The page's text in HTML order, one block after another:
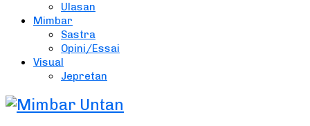
Ulasan
Mimbar
Sastra
Opini/Essai
Visual
Jepretan